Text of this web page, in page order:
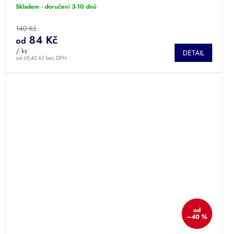
Skladem - doručení 3-10 dnů
140 Kč
od 69,40 Kč bez DPH
od 84 Kč
/ ks DETAIL
od
–40 %